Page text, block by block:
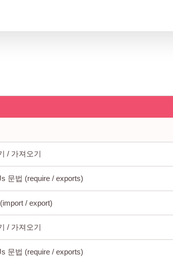
/ 가져오기
문법 (require / exports)
/ export)
/ 가져오기
문법 (require / exports)